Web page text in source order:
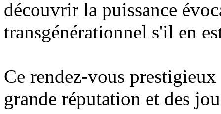
découvrir la puissance
transgénérationnel s'il en
Ce rendez-vous
grande réputation et des